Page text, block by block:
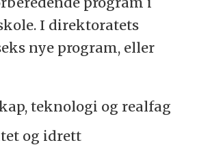
I direktoratets
nye program, eller
teknologi og realfag
og idrett